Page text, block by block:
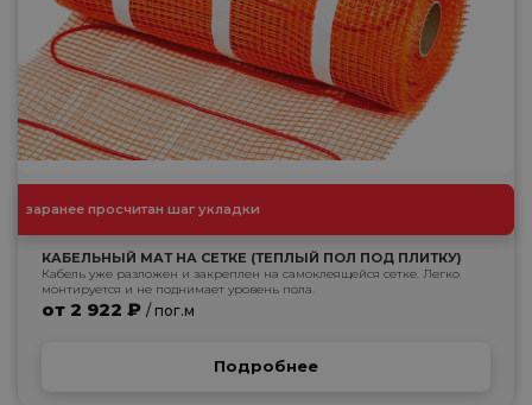
заранее просчитан шаг укладки
КАБЕЛЬНЫЙ МАТ НА СЕТКЕ (ТЕПЛЫЙ ПОЛ ПОД ПЛИТКУ)
Кабель уже разложен и закреплен на самоклеящейся сетке. Легко
монтируется и не поднимает уровень пола.
от 2 922 ₽ / пог.м
Подробнее